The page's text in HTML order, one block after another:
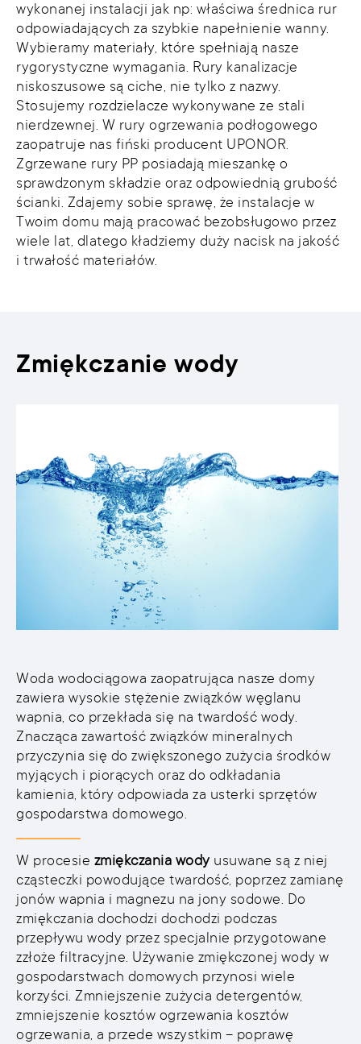
wykonanej instalacji jak np: właściwa średnica rur
odpowiadających za szybkie napełnienie wanny.
Wybieramy materiały, które spełniają nasze
rygorystyczne wymagania. Rury kanalizacje
niskoszusowe są ciche, nie tylko z nazwy.
Stosujemy rozdzielacze wykonywane ze stali
nierdzewnej. W rury ogrzewania podłogowego
zaopatruje nas fiński producent UPONOR.
Zgrzewane rury PP posiadają mieszankę o
sprawdzonym składzie oraz odpowiednią grubość
ścianki. Zdajemy sobie sprawę, że instalacje w
Twoim domu mają pracować bezobsługowo przez
wiele lat, dlatego kładziemy duży nacisk na jakość
i trwałość materiałów.
Zmiękczanie wody
Woda wodociągowa zaopatrująca nasze domy
zawiera wysokie stężenie związków węglanu
wapnia, co przekłada się na twardość wody.
Znacząca zawartość związków mineralnych
przyczynia się do zwiększonego zużycia środków
myjących i piorących oraz do odkładania
kamienia, który odpowiada za usterki sprzętów
gospodarstwa domowego.
W procesie zmiękczania wodyusuwane są z niej
cząsteczki powodujące twardość, poprzez zamianę
jonów wapnia i magnezu na jony sodowe. Do
zmiękczania dochodzi dochodzi podczas
przepływu wody przez specjalnie przygotowane
zzłoże filtracyjne. Używanie zmiękczonej wody w
gospodarstwach domowych przynosi wiele
korzyści. Zmniejszenie zużycia detergentów,
zmniejszenie kosztów ogrzewania kosztów
ogrzewania, a przede wszystkim – poprawę